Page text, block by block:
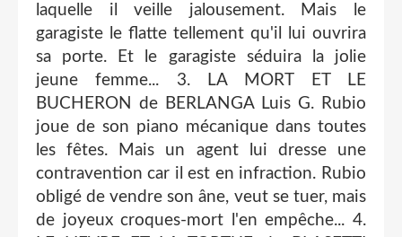
laquelle il veille jalousement. Mais le
garagiste le flatte tellement qu'il lui ouvrira
sa porte. Et le garagiste séduira la jolie
jeune femme... 3. LA MORT ET LE
BUCHERON de BERLANGA Luis G. Rubio
joue de son piano mécanique dans toutes
les fêtes. Mais un agent lui dresse une
contravention car il est en infraction. Rubio
obligé de vendre son âne, veut se tuer, mais
de joyeux croques-mort l'en empêche... 4.